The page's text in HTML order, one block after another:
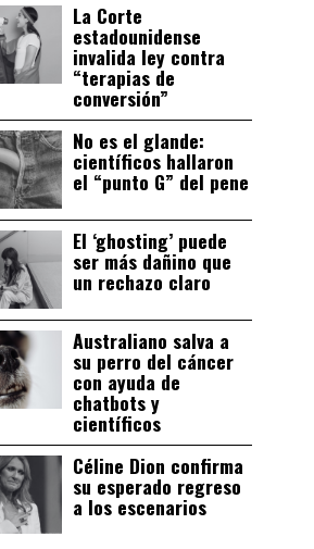
La Corte
estadounidense
invalida ley contra
“terapias de
conversión”
No es el glande:
científicos hallaron
el “punto G” del pene
El ‘ghosting’ puede
ser más dañino que
un rechazo claro
Australiano salva a
su perro del cáncer
con ayuda de
chatbots y
científicos
Céline Dion confirma
su esperado regreso
a los escenarios